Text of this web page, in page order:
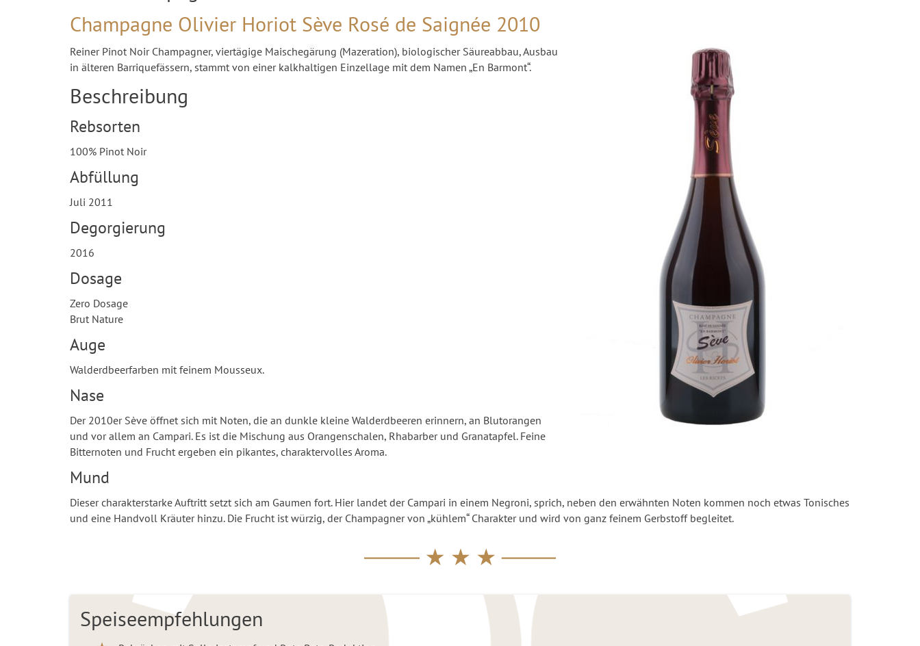
Champagne Olivier Horiot Sève Rosé de Saignée 2010
Reiner Pinot Noir Champagner, viertägige Maischegärung (Mazeration), biologischer Säureabbau, Ausbau
in älteren Barriquefässern, stammt von einer kalkhaltigen Einzellage mit dem Namen „En Barmont“.
Beschreibung
Rebsorten
100% Pinot Noir
Abfüllung
Juli 2011
Degorgierung
2016
Dosage
Zero Dosage
Brut Nature
Auge
Walderdbeerfarben mit feinem Mousseux.
Nase
Der 2010er Sève öffnet sich mit Noten, die an dunkle kleine Walderdbeeren erinnern, an Blutorangen
und vor allem an Campari. Es ist die Mischung aus Orangenschalen, Rhabarber und Granatapfel. Feine
Bitternoten und Frucht ergeben ein pikantes, charaktervolles Aroma.
Mund
Dieser charakterstarke Auftritt setzt sich am Gaumen fort. Hier landet der Campari in einem Negroni, sprich, neben den erwähnten Noten kommen noch etwas Tonisches
und eine Handvoll Kräuter hinzu. Die Frucht ist würzig, der Champagner von „kühlem“ Charakter und wird von ganz feinem Gerbstoff begleitet.
Speiseempfehlungen